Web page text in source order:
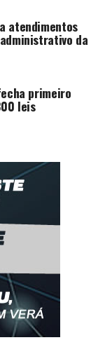
atendimentos
da
primeiro
leis